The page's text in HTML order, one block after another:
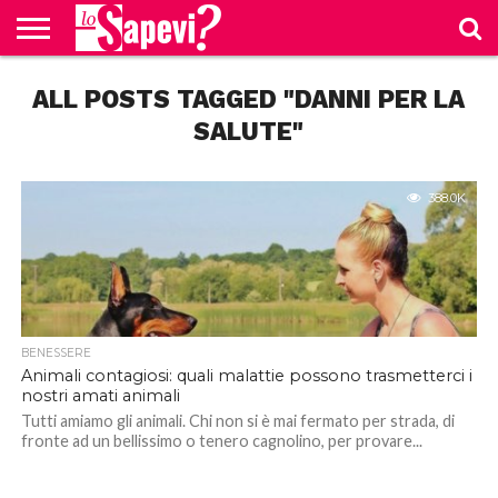
BENESSERE
GOSSIP
PRODOTTI
AMAZON
NEWS
CASA E
CUCINA
ALL POSTS TAGGED "DANNI PER LA
SALUTE"
388.0K
BENESSERE
Animali contagiosi: quali malattie possono trasmetterci i
nostri amati animali
Tutti amiamo gli animali. Chi non si è mai fermato per strada, di
fronte ad un bellissimo o tenero cagnolino, per provare...